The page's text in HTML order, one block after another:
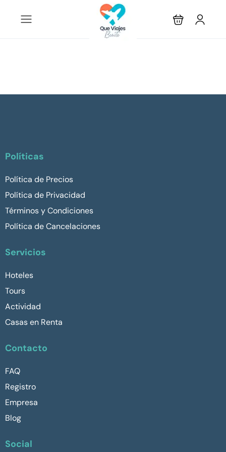
Políticas
Política de Precios
Política de Privacidad
Términos y Condiciones
Política de Cancelaciones
Servicios
Hoteles
Tours
Actividad
Casas en Renta
Contacto
FAQ
Registro
Empresa
Blog
Social